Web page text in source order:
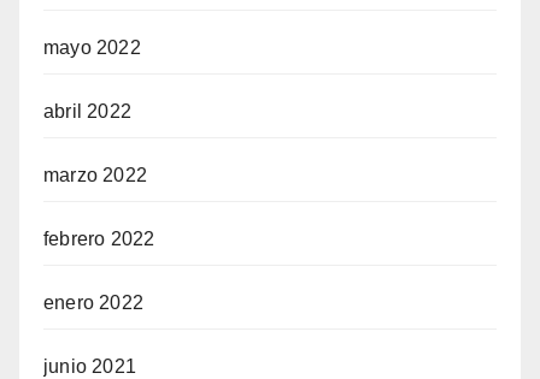
mayo 2022
abril 2022
marzo 2022
febrero 2022
enero 2022
junio 2021